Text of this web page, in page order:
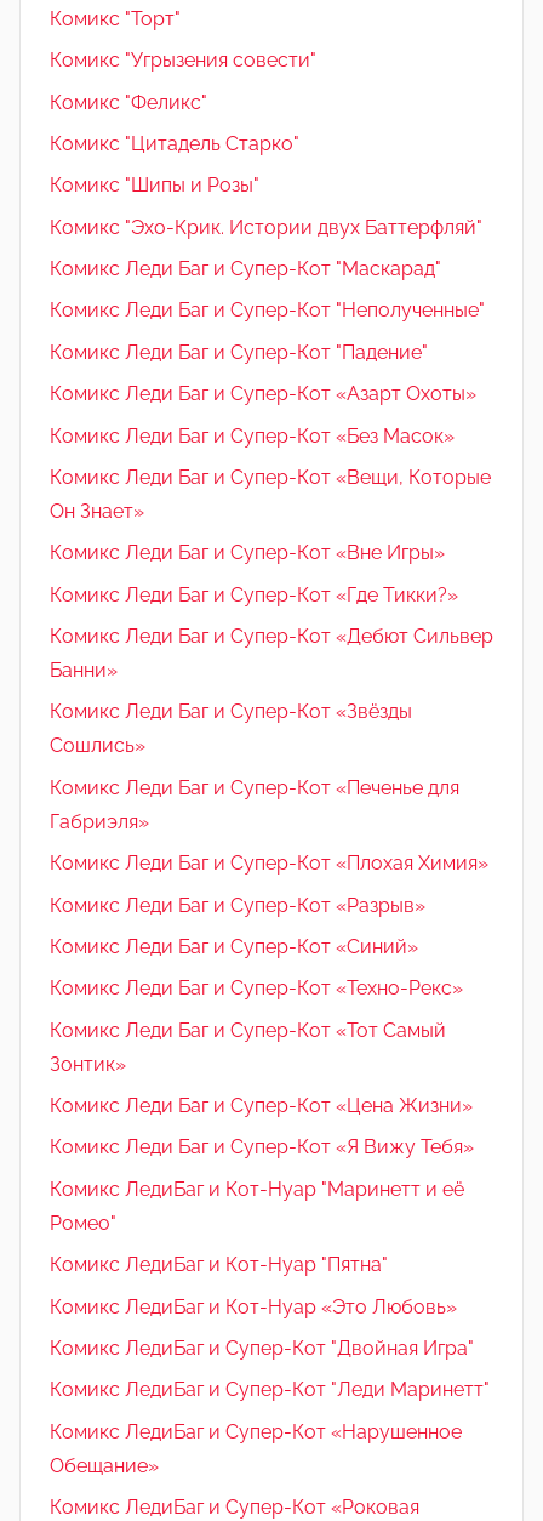
Комикс "Торт"
Комикс "Угрызения совести"
Комикс "Феликс"
Комикс "Цитадель Старко"
Комикс "Шипы и Розы"
Комикс "Эхо-Крик. Истории двух Баттерфляй"
Комикс Леди Баг и Супер-Кот "Маскарад"
Комикс Леди Баг и Супер-Кот "Неполученные"
Комикс Леди Баг и Супер-Кот "Падение"
Комикс Леди Баг и Супер-Кот «Азарт Охоты»
Комикс Леди Баг и Супер-Кот «Без Масок»
Комикс Леди Баг и Супер-Кот «Вещи, Которые
Он Знает»
Комикс Леди Баг и Супер-Кот «Вне Игры»
Комикс Леди Баг и Супер-Кот «Где Тикки?»
Комикс Леди Баг и Супер-Кот «Дебют Сильвер
Банни»
Комикс Леди Баг и Супер-Кот «Звёзды
Сошлись»
Комикс Леди Баг и Супер-Кот «Печенье для
Габриэля»
Комикс Леди Баг и Супер-Кот «Плохая Химия»
Комикс Леди Баг и Супер-Кот «Разрыв»
Комикс Леди Баг и Супер-Кот «Синий»
Комикс Леди Баг и Супер-Кот «Техно-Рекс»
Комикс Леди Баг и Супер-Кот «Тот Самый
Зонтик»
Комикс Леди Баг и Супер-Кот «Цена Жизни»
Комикс Леди Баг и Супер-Кот «Я Вижу Тебя»
Комикс ЛедиБаг и Кот-Нуар "Маринетт и её
Ромео"
Комикс ЛедиБаг и Кот-Нуар "Пятна"
Комикс ЛедиБаг и Кот-Нуар «Это Любовь»
Комикс ЛедиБаг и Супер-Кот "Двойная Игра"
Комикс ЛедиБаг и Супер-Кот "Леди Маринетт"
Комикс ЛедиБаг и Супер-Кот «Нарушенное
Обещание»
Комикс ЛедиБаг и Супер-Кот «Роковая